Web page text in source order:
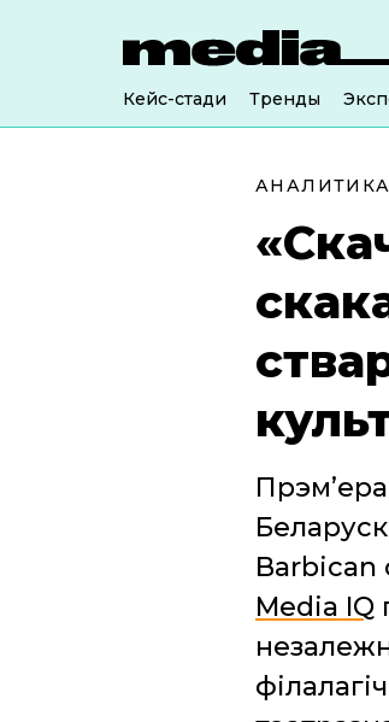
Кейс-стади Тренды
Barbican
Media IQ